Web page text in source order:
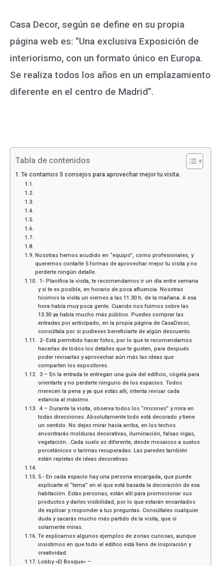
Casa Decor, según se define en su propia
página web es: “Una exclusiva Exposición de
interiorismo, con un formato único en Europa.
Se realiza todos los años en un emplazamiento
diferente en el centro de Madrid”.
Tabla de contenidos
Te contamos 5 consejos para aprovechar mejor tu visita.
Nosotras hemos acudido en “equipo”, como profesionales, y
queremos contarte 5 formas de aprovechar mejor tu visita y no
perderte ningún detalle.
1- Planifica la visita, te recomendamos ir un día entre semana
y si te es posible, en horario de poca afluencia. Nosotras
hicimos la visita un viernes a las 11.30 h. de la mañana. A esa
hora había muy poca gente. Cuando nos fuimos sobre las
13.30 ya había mucho más público. Puedes comprar las
entradas por anticipado, en la propia página de CasaDecor,
consúltala por si pudieses beneficiarte de algún descuento.
2- Está permitido hacer fotos, por lo que te recomendamos
hacerlas de todos los detalles que te gusten, para después
poder revisarlas y aprovechar aún más las ideas que
comparten los expositores.
3 – En la entrada te entregan una guía del edificio, cógela para
orientarte y no perderte ninguno de los espacios. Todos
merecen la pena y ya que estás allí, intenta revisar cada
estancia al máximo.
4 – Durante la visita, observa todos los “rincones” y mira en
todas direcciones. Absolutamente todo está decorado y tiene
un sentido. No dejes mirar hacia arriba, en los techos
encontrarás molduras decorativas, iluminación, falsas vigas,
vegetación…Cada suelo es diferente, desde mosaicos a suelos
porcelánicos o tarimas recuperadas. Las paredes también
están repletas de ideas decorativas.
5.- En cada espacio hay una persona encargada, que puede
explicarte el “tema” en el que está basada la decoración de esa
habitación. Estas personas, están allí para promocionar sus
productos y darles visibilidad, por lo que estarán encantados
de explicar y responder a tus preguntas. Consúltales cualquier
duda y sacarás mucho más partido de la visita, que si
solamente miras.
Te explicamos algunos ejemplos de zonas curiosas, aunque
insistimos en que todo el edifico está lleno de inspiración y
creatividad.
Lobby «El Bosque» –